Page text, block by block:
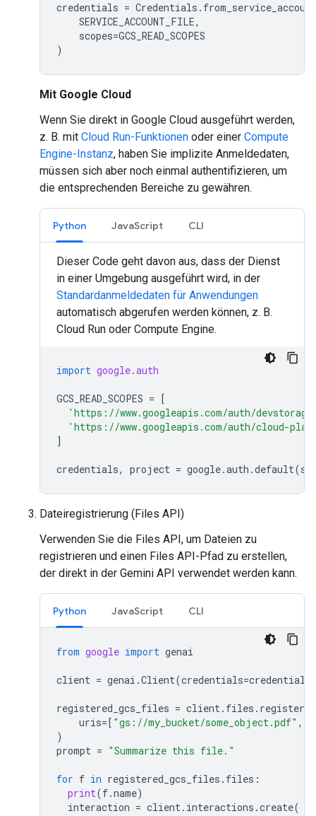
credentials = Credentials .
SERVICE_ACCOUNT_FILE,
scopes=GCS_READ_SCOPES
)
Mit Google Cloud
Wenn Sie direkt in Google Cloud ausgeführt werden,
z. B. mit Cloud Run-Funktionen oder einer Compute
Engine-Instanz, haben Sie implizite Anmeldedaten,
müssen sich aber noch einmal authentifizieren, um
die entsprechenden Bereiche zu gewähren.
Python JavaScript CLI
Dieser Code geht davon aus, dass der Dienst
in einer Umgebung ausgeführt wird, in der
Standardanmeldedaten für Anwendungen
automatisch abgerufen werden können, z. B.
Cloud Run oder Compute Engine.
import google.auth
GCS_READ_SCOPES = [
'https://www.googleapis.com/auth/
'https://www.googleapis.com/auth/cloud-
]
credentials, project = google.auth .default(
Dateiregistrierung (Files API)
Verwenden Sie die Files API, um Dateien zu
registrieren und einen Files API-Pfad zu erstellen,
der direkt in der Gemini API verwendet werden kann.
Python JavaScript CLI
from google import genai
client = genai .Client(credentials=credentials
registered_gcs_files = client. files .
uris=[ "gs://my_bucket/some_object.pdf" ,
)
prompt = "Summarize this file."
for f in registered_gcs_files . files :
print(f.name)
interaction = client. interactions .create(